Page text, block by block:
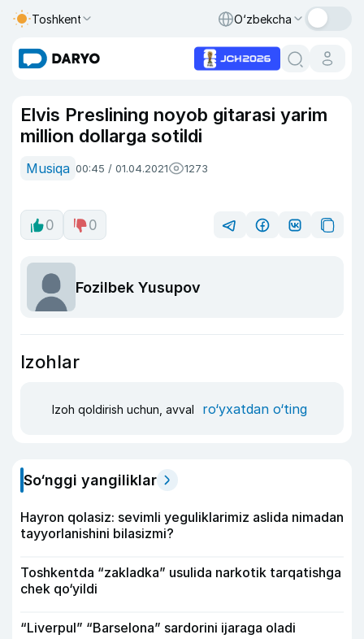
Toshkent O‘zbekcha
Elvis Preslining noyob gitarasi yarim
million dollarga sotildi
Musiqa 00:45 / 01.04.2021 1273
0 0
Fozilbek Yusupov
Izohlar
Izoh qoldirish uchun, avval ro‘yxatdan o‘ting
So‘nggi yangiliklar
Hayron qolasiz: sevimli yeguliklarimiz aslida nimadan
tayyorlanishini bilasizmi?
Toshkentda “zakladka” usulida narkotik tarqatishga
chek qo‘yildi
“Liverpul” “Barselona” sardorini ijaraga oladi